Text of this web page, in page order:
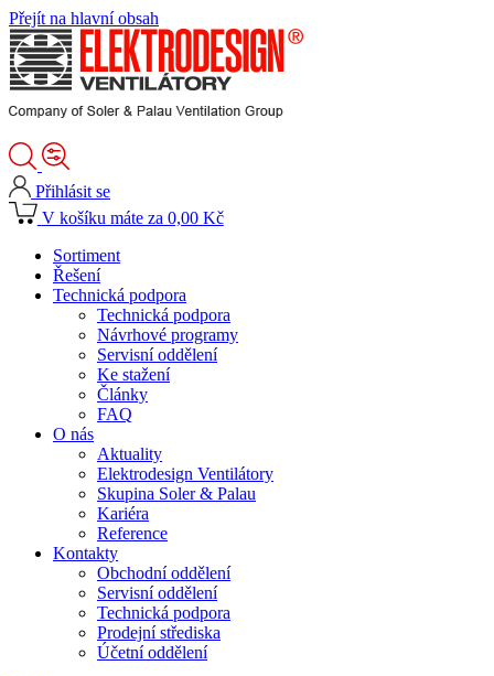
Přejít na hlavní obsah
Přihlásit se
V košíku máte za 0,00 Kč
Sortiment
Řešení
Technická podpora
Technická podpora
Návrhové programy
Servisní oddělení
Ke stažení
Články
FAQ
O nás
Aktuality
Elektrodesign Ventilátory
Skupina Soler & Palau
Kariéra
Reference
Kontakty
Obchodní oddělení
Servisní oddělení
Technická podpora
Prodejní střediska
Účetní oddělení